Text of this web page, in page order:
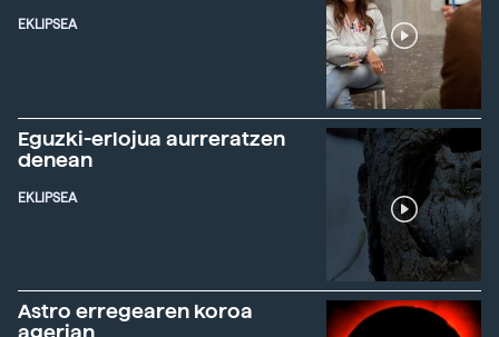
EKLIPSEA
Eguzki-erlojua aurreratzen
denean
EKLIPSEA
Astro erregearen koroa